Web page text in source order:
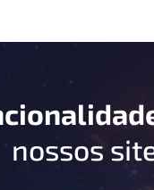
nossos